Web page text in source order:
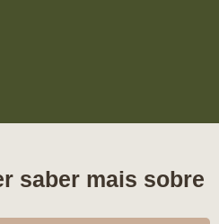
saber mais sobre